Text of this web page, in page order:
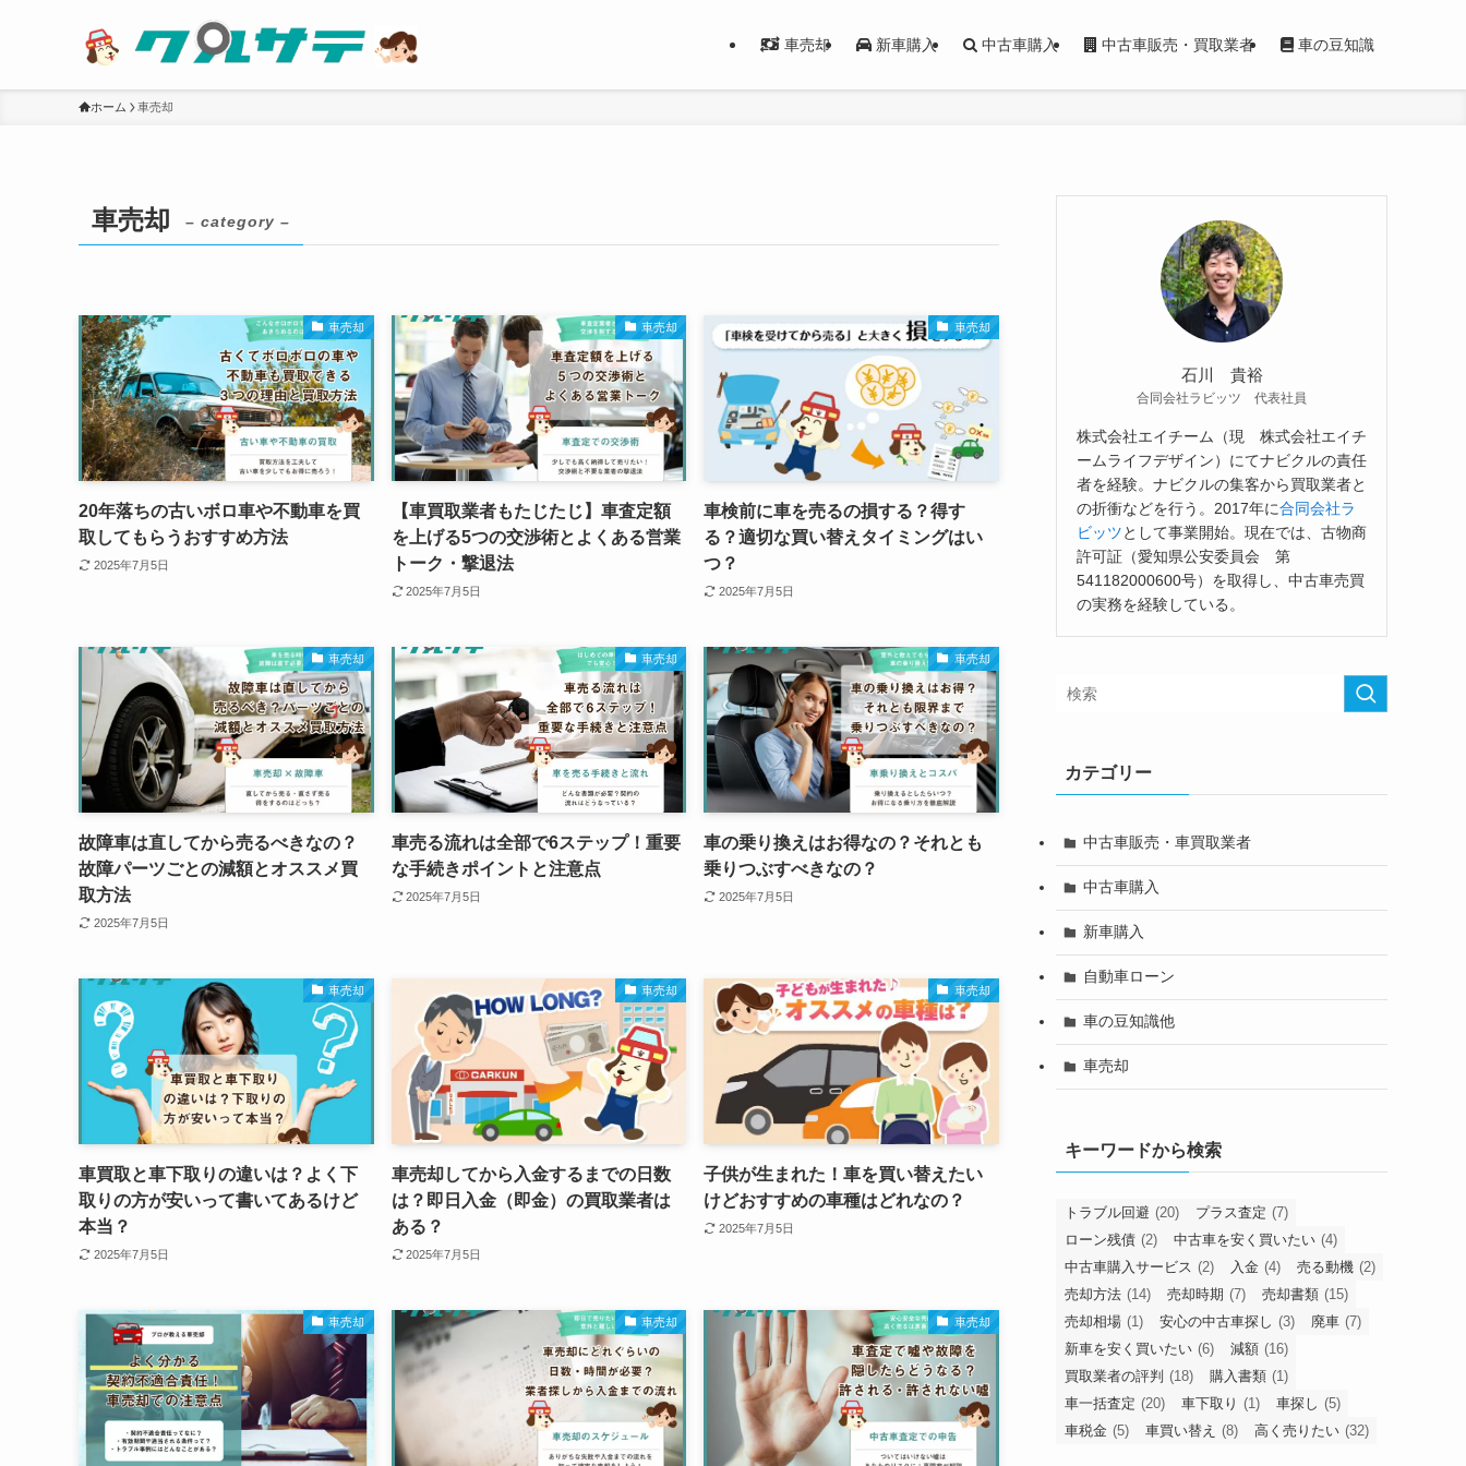
車売却 新車購入 中古車購入 中古車販売・買取業者 車の豆知識
ホーム 車売却
車売却 – category –
車売却
20年落ちの古いボロ車や不動車を買
取してもらうおすすめ方法
2025年7月5日
車売却
【車買取業者もたじたじ】車査定額
を上げる5つの交渉術とよくある営業
トーク・撃退法
2025年7月5日
車売却
車検前に車を売るの損する？得す
る？適切な買い替えタイミングはい
つ？
2025年7月5日
車売却
故障車は直してから売るべきなの？
故障パーツごとの減額とオススメ買
取方法
2025年7月5日
車売却
車売る流れは全部で6ステップ！重要
な手続きポイントと注意点
2025年7月5日
車売却
車の乗り換えはお得なの？それとも
乗りつぶすべきなの？
2025年7月5日
車売却
車買取と車下取りの違いは？よく下
取りの方が安いって書いてあるけど
本当？
2025年7月5日
車売却
車売却してから入金するまでの日数
は？即日入金（即金）の買取業者は
ある？
2025年7月5日
車売却
子供が生まれた！車を買い替えたい
けどおすすめの車種はどれなの？
2025年7月5日
車売却 車売却 車売却
石川 貴裕
合同会社ラビッツ 代表社員
株式会社エイチーム（現 株式会社エイチ
ームライフデザイン）にてナビクルの責任
者を経験。ナビクルの集客から買取業者と
の折衝などを行う。2017年に合同会社ラ
ビッツとして事業開始。現在では、古物商
許可証（愛知県公安委員会 第
541182000600号）を取得し、中古車売買
の実務を経験している。
カテゴリー
中古車販売・車買取業者
中古車購入
新車購入
自動車ローン
車の豆知識他
車売却
キーワードから検索
トラブル回避 (20) プラス査定 (7)
ローン残債 (2) 中古車を安く買いたい (4)
中古車購入サービス (2) 入金 (4) 売る動機 (2)
売却方法 (14) 売却時期 (7) 売却書類 (15)
売却相場 (1) 安心の中古車探し (3) 廃車 (7)
新車を安く買いたい (6) 減額 (16)
買取業者の評判 (18) 購入書類 (1)
車一括査定 (20) 車下取り (1) 車探し (5)
車税金 (5) 車買い替え (8) 高く売りたい (32)